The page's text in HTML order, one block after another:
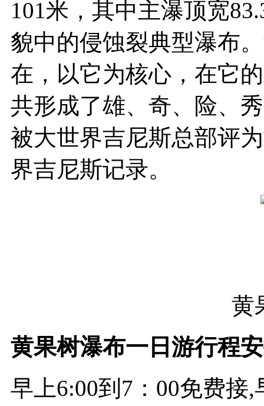
101米，其中主瀑顶宽
貌中的侵蚀裂典型瀑布
在，以它为核心，在它
共形成了雄、奇、险、
被大世界吉尼斯总部评
界吉尼斯记录。
黄
黄果树瀑布一日游行程
早上6:00到7：00免费接